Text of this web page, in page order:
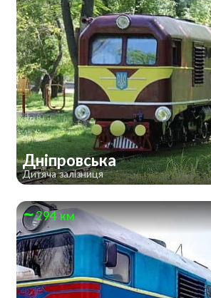
Дніпровська
Дитяча залізниця
294 км